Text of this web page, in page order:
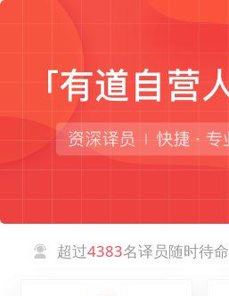
超过4383名译员随时待命